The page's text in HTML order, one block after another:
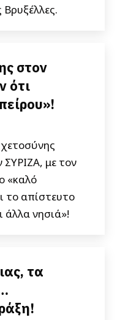
Βρυξέλλες.
στον
ότι
ΣΥΡΙΖΑ, με τον
«καλό
το απίστευτο
άλλα νησιά»!
τα